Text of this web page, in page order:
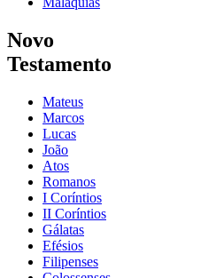
Novo
Testamento
Mateus
Marcos
Lucas
João
Atos
Romanos
I Coríntios
II Coríntios
Gálatas
Efésios
Filipenses